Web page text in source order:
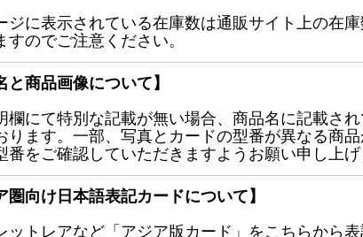
ジに表示されている在庫数は通販サイト上の在
すのでご注意ください。
と商品画像について】
欄にて特別な記載が無い場合、商品名に記載さ
ります。一部、写真とカードの型番が異なる商
番をご確認していただきますようお願い申し上げ
圏向け日本語表記カードについて】
ットレアなど「アジア版カード」をこちらから